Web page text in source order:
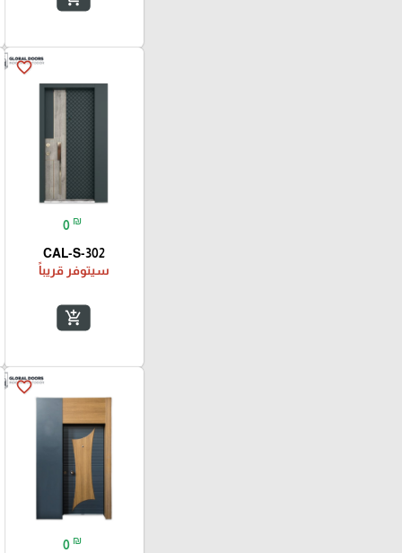
favorite_border
0 ₪
CAL-S-302
سيتوفر قريباً
add_shopping_cart
favorite_border
0 ₪